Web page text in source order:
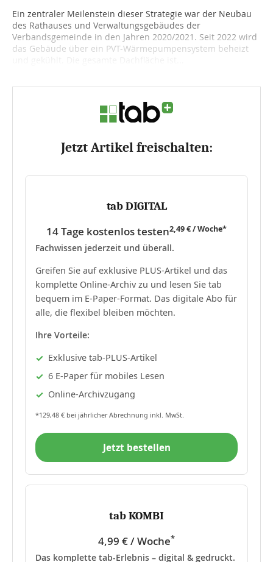
Ein zentraler Meilenstein dieser Strategie war der Neubau
des Rathauses und Verwaltungsgebäudes der
Verbandsgemeinde in den Jahren 2020/2021. Seit 2022 wird
das Gebäude über ein PVT-Wärmepumpensystem beheizt
Jetzt Artikel freischalten:
tab DIGITAL
14 Tage kostenlos testen2,49 € / Woche*
Fachwissen jederzeit und überall.
Greifen Sie auf exklusive PLUS-Artikel und das
komplette Online-Archiv zu und lesen Sie tab
bequem im E-Paper-Format. Das digitale Abo für
alle, die flexibel bleiben möchten.
Ihre Vorteile:
Exklusive tab-PLUS-Artikel
6 E-Paper für mobiles Lesen
Online-Archivzugang
*129,48 € bei jährlicher Abrechnung inkl. MwSt.
Jetzt bestellen
tab KOMBI
4,99 € / Woche*
Das komplette tab-Erlebnis – digital & gedruckt.